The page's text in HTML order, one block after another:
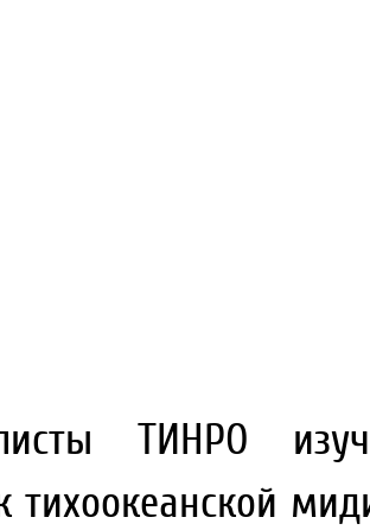
ТИНРО
тихоокеанской